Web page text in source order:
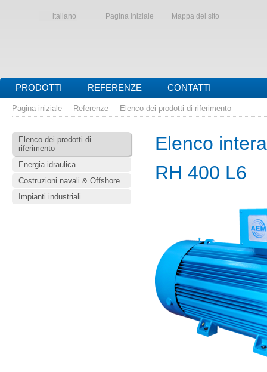
italiano Pagina iniziale Mappa del sito
PRODOTTI REFERENZE CONTATTI
Pagina iniziale Referenze Elenco dei prodotti di riferimento
Elenco dei prodotti di
riferimento
Energia idraulica
Costruzioni navali & Offshore
Impianti industriali
Elenco
RH 400 L6